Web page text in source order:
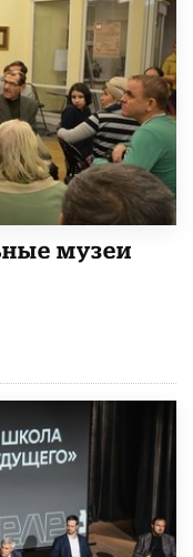
музеи